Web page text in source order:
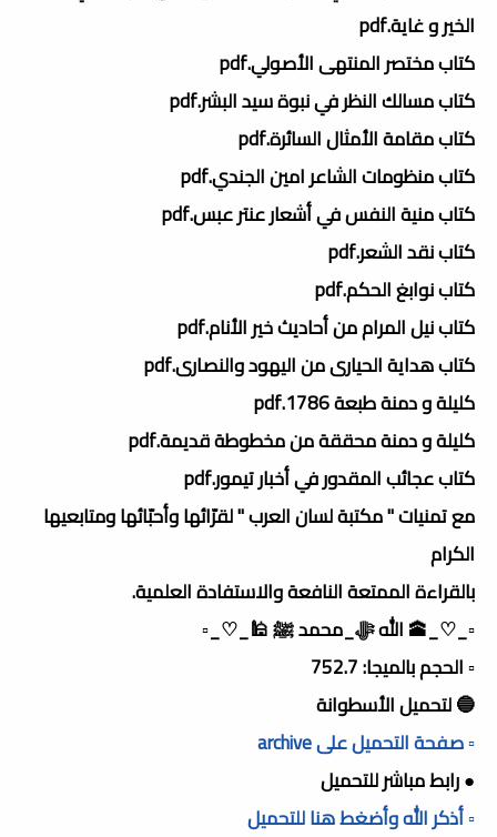
الخير و غاية.pdf
كتاب مختصر المنتهى الأصولي.pdf
كتاب مسالك النظر في نبوة سيد البشر.pdf
كتاب مقامة الأمثال السائرة.pdf
كتاب منظومات الشاعر امين الجندي.pdf
كتاب منية النفس في أشعار عنتر عبس.pdf
كتاب نقد الشعر.pdf
كتاب نوابغ الحكم.pdf
كتاب نيل المرام من أحاديث خير الأنام.pdf
كتاب هداية الحيارى من اليهود والنصارى.pdf
كليلة و دمنة طبعة 1786.pdf
كليلة و دمنة محققة من مخطوطة قديمة.pdf
کتاب عجائب المقدور في أخبار تيمور.pdf
مع تمنيات " مكتبة لسان العرب " لقرّائها وأحبّائها ومتابعيها
الكرام
بالقراءة الممتعة النافعة والاستفادة العلمية.
▫️_♡_🕋 الله ﷻ_محمد ﷺ 🕌_♡_▫️
▫️ الحجم بالميجا: 752.7
🔵 لتحميل الأسطوانة
▫️ صفحة التحميل على archive
● رابط مباشر للتحميل
▫️ أذكر الله وأضغط هنا للتحميل